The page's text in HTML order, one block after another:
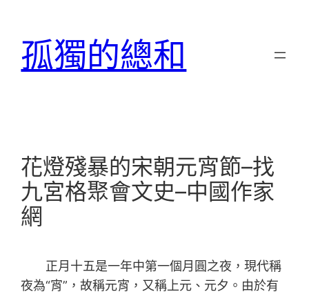
孤獨的總和
花燈殘暴的宋朝元宵節–找
九宮格聚會文史–中國作家
網
正月十五是一年中第一個月圓之夜，現代稱
夜為“宵”，故稱元宵，又稱上元、元夕。由於有